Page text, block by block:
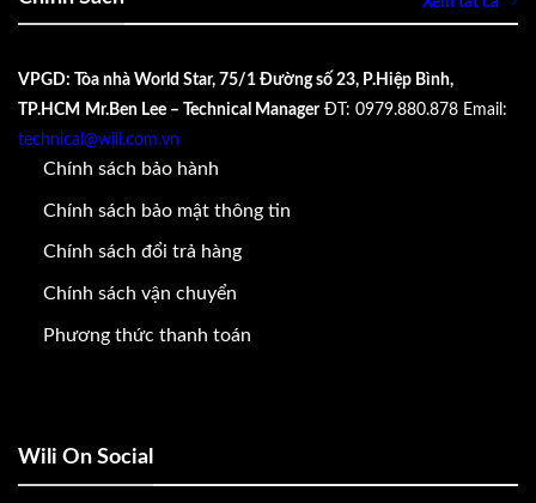
VPGD: Tòa nhà World Star, 75/1 Đường số 23, P.Hiệp Bình,
TP.HCM Mr.Ben Lee – Technical Manager ĐT: 0979.880.878 Email:
technical@wili.com.vn
Chính sách bảo hành
Chính sách bảo mật thông tin
Chính sách đổi trả hàng
Chính sách vận chuyển
Phương thức thanh toán
Wili On Social